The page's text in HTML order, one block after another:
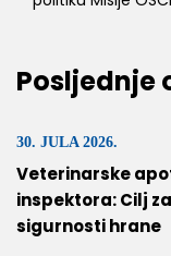
Posljednje
30. JULA 2026.
Veterinarske
inspektora: Cilj
sigurnosti hrane